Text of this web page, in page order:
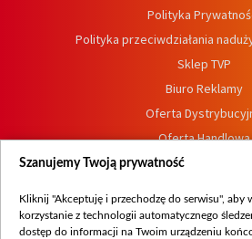
Polityka
Polityka przeciwdziałania
Sklep TVP
Biuro Reklamy
Oferta
Oferta Handlowa
Dostępność
Procedura zgłoszeń
Szanujemy Twoją prywatność
Kliknij "Akceptuję i przechodzę do serwisu", aby
korzystanie z technologii automatycznego
dostęp do informacji na Twoim urządzeniu